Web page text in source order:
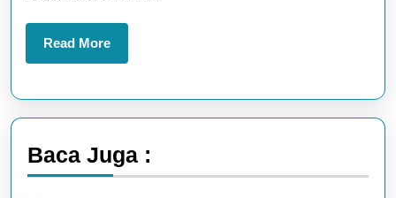
Read MoreRead
More
Baca Juga :